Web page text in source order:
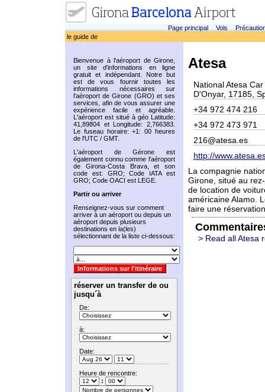
Page principal Vols
le guide de
Bienvenue à l'aéroport de Girone,
un site d'informations en ligne
gratuit et indépendant. Notre but
est de vous fournir toutes les
informations nécessaires sur
l'aéroport de Girone (GRO) et ses
services, afin de vous assurer une
expérience facile et agréable.
L'aéroport est situé à géo Latitude:
41,89804 et Longitude: 2,766383.
Le fuseau horaire: +1: 00 heures
de l'UTC / GMT.
L'aéroport de Gérone est
également connu comme l'aéroport
de Girona-Costa Brava, et son
code est: GRO; Code IATA est
GRO; Code OACI est LEGE.
Partir ou arriver
Renseignez-vous sur comment
arriver à un aéroport ou depuis un
aéroport depuis plusieurs
destinations en la(les)
sélectionnant de la liste ci-dessous:
réserver un transfer de ou
jusqu´à
De:
à:
Date:
Heure de rencontre:
:
Atesa
National Atesa
D'Onyar, 17185,
+34 972 474 216
+34 972 473 971
216@atesa.es
http://
La compagnie
Girone, situé au
de location de
américaine Alamo.
faire une
> Read all Atesa